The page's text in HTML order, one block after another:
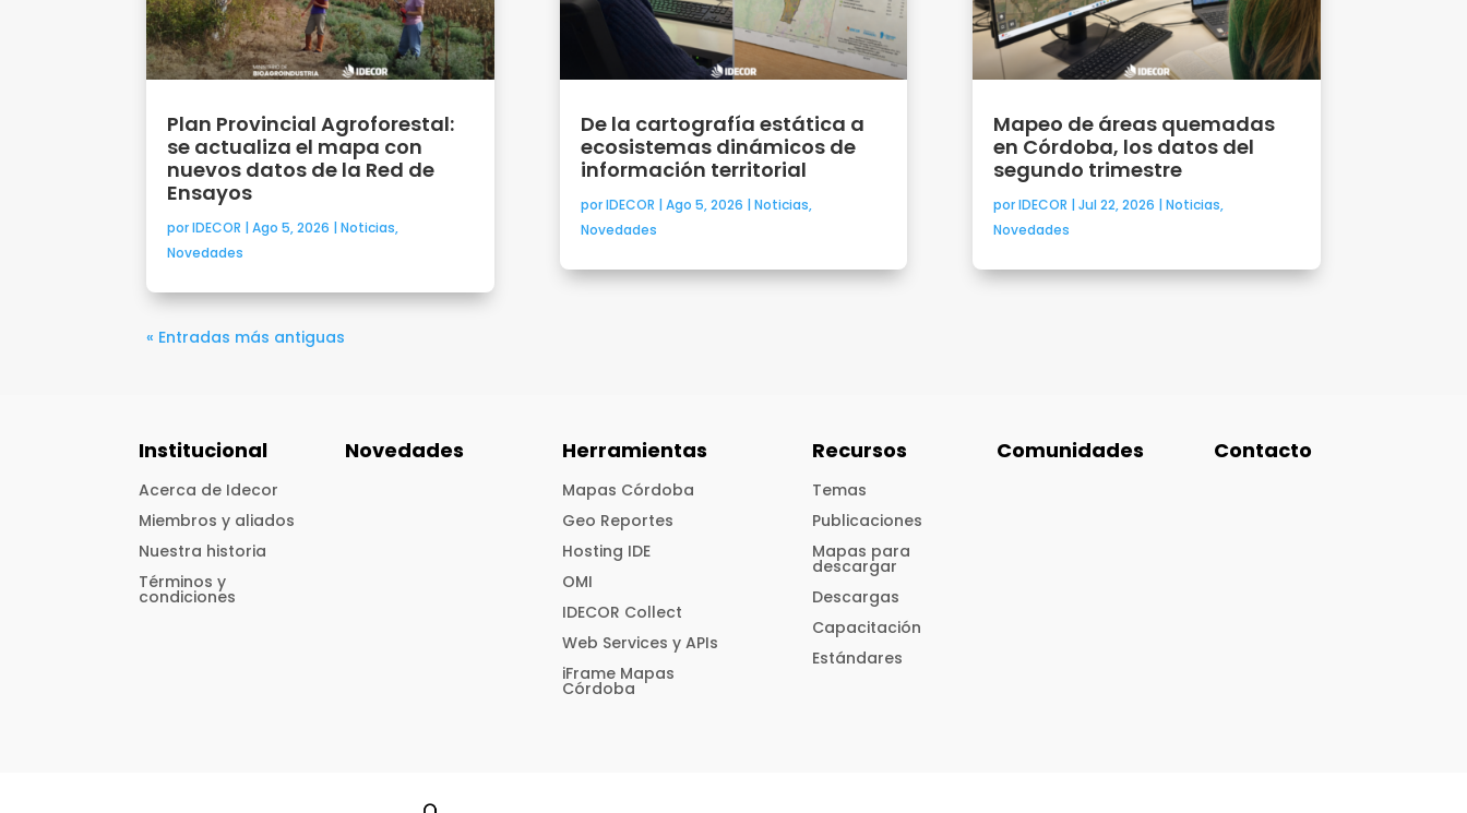
Plan Provincial Agroforestal:
se actualiza el mapa con
nuevos datos de la Red de
Ensayos
porIDECOR |Ago 5, 2026 |Noticias,
Novedades
De la cartografía estática a
ecosistemas dinámicos de
información territorial
porIDECOR | Ago 5, 2026 | Noticias,
Novedades
Mapeo de áreas quemadas
en Córdoba, los datos del
segundo trimestre
porIDECOR | Jul 22, 2026 | Noticias,
Novedades
« Entradas más antiguas
Institucional
Acerca de Idecor
Miembros y aliados
Nuestra historia
Términos y
condiciones
Novedades Herramientas
Mapas Córdoba
Geo Reportes
Hosting IDE
OMI
IDECOR Collect
Web Services y APIs
iFrame Mapas
Córdoba
Recursos
Temas
Publicaciones
Mapas para
descargar
Descargas
Capacitación
Estándares
Comunidades Contacto